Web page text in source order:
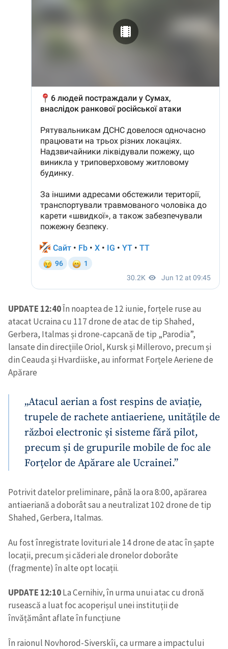
UPDATE 12:40În noaptea de 12 iunie, forțele ruse au
atacat Ucraina cu 117 drone de atac de tip Shahed,
Gerbera, Italmas și drone-capcană de tip „Parodia”,
lansate din direcțiile Oriol, Kursk și Millerovo, precum și
din Ceauda și Hvardiiske, au informat Forțele Aeriene de
Apărare
„Atacul aerian a fost respins de aviație,
trupele de rachete antiaeriene, unitățile de
război electronic și sisteme fără pilot,
precum și de grupurile mobile de foc ale
Forțelor de Apărare ale Ucrainei.”
Potrivit datelor preliminare, până la ora 8:00, apărarea
antiaeriană a doborât sau a neutralizat 102 drone de tip
Shahed, Gerbera, Italmas.
Au fost înregistrate lovituri ale 14 drone de atac în șapte
locații, precum și căderi ale dronelor doborâte
(fragmente) în alte opt locații.
UPDATE 12:10La Cernihiv, în urma unui atac cu dronă
rusească a luat foc acoperișul unei instituții de
învățământ aflate în funcțiune
În raionul Novhorod-Siverskîi, ca urmare a impactului